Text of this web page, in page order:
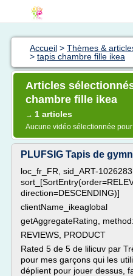
Accueil > Thèmes &
> tapis chambre fille ikea
Articles
chambre fille ikea
→ 1 articles
Aucune vidéo sélectionnée
PLUFSIG Tapis de
loc_fr_FR, sid_ART-
direction=DESCENDING)]
clientName_ikeaglobal
getAggregateRating,
REVIEWS, PRODUCT
Rated 5 de 5 de lilicuv par
pour mes garçons qui les
déplient pour jouer dessus,